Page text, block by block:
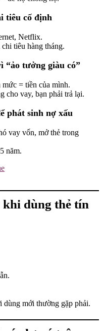
tiêu cố định
Netflix.
tiêu hàng tháng.
“ảo tưởng giàu có”
= tiền của mình.
cho vay, bạn phải trả lại.
phát sinh nợ xấu
vay vốn, mở thẻ trong
năm.
khi dùng thẻ tín
mới thường gặp phải.